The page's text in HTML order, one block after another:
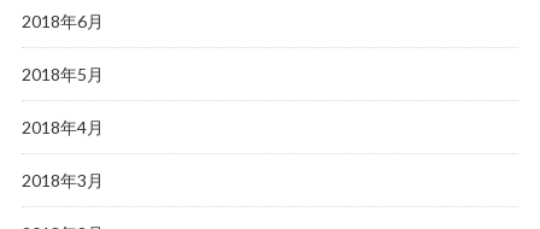
2018年6月
2018年5月
2018年4月
2018年3月